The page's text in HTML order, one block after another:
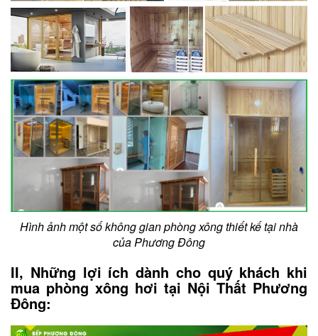
Hình ảnh một số không gian phòng xông thiết kế tại nhà
của Phương Đông
II, Những lợi ích dành cho quý khách khi
mua phòng xông hơi tại Nội Thất Phương
Đông: